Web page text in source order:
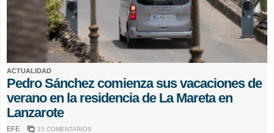
ACTUALIDAD
Pedro Sánchez comienza sus vacaciones de
verano en la residencia de La Mareta en
Lanzarote
EFE 15 COMENTARIOS